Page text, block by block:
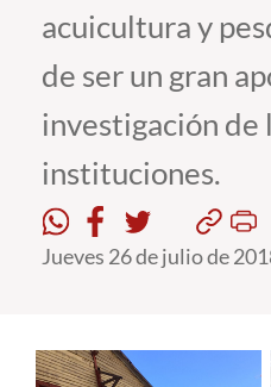
Estudiantes
Académicos
Funcionarios
Alumni
English
acuicultura y
de ser un gran
investigación de
instituciones.
Jueves 26 de julio de